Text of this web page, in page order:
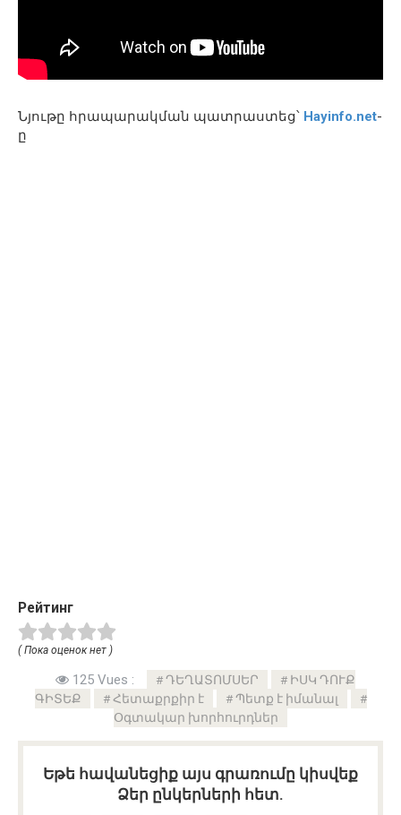
Նյութը հրապարակման պատրաստեց՝ Hayinfo.net-
ը
Рейтинг
( Пока оценок нет )
125 Vues : ԴԵՂԱՏՈՄՍԵՐ
ԻՍԿ ԴՈՒՔ
ԳԻՏԵՔ
Հետաքրքիր է
Պետք է իմանալ
Օգտակար խորհուրդներ
Եթե հավանեցիք այս գրառումը կիսվեք
Ձեր ընկերների հետ.